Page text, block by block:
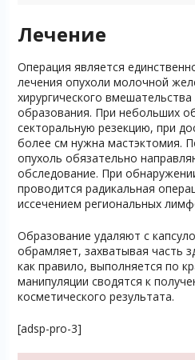
Лечение
Операция является
лечения опухоли молочной
хирургического
образования. При небольших
секторальную резекцию, при
более см нужна мастэктомия.
опухоль обязательно
обследование. При
проводится радикальная
иссечением региональных
Образование удаляют с
обрамляет, захватывая часть
как правило, выполняется по
манипуляции сводятся к
косметического результата.
[adsp-pro-3]